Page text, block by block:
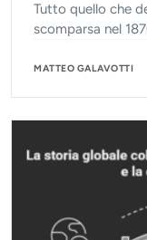
Tutto quello che
scomparsa nel
MATTEO GALAVOTTI